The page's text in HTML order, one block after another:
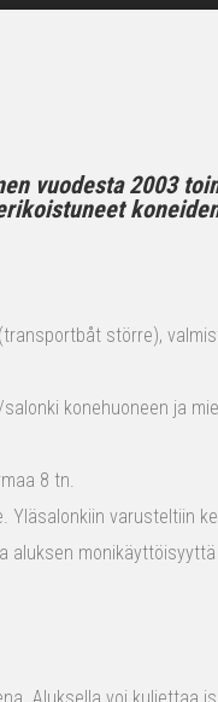
vuodesta 2003
större),
konehuoneen ja
8 tn.
varusteltiin
aluksen